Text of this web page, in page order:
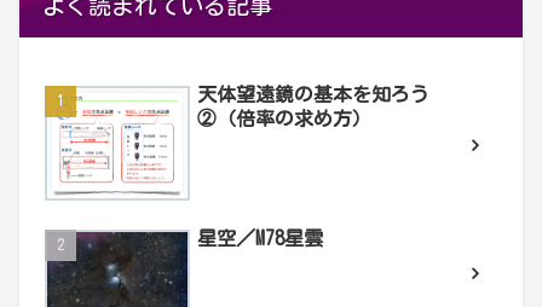
よく読まれている記事
天体望遠鏡の基本を知ろう
②（倍率の求め方）
星空／M78星雲